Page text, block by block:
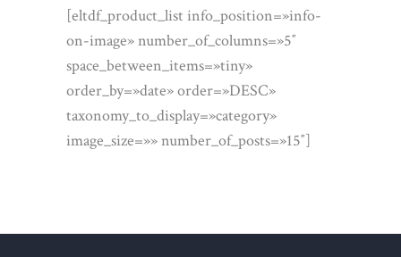
[eltdf_product_list info_position=»info-
on-image» number_of_columns=»5″
space_between_items=»tiny»
order_by=»date» order=»DESC»
taxonomy_to_display=»category»
image_size=»» number_of_posts=»15″]